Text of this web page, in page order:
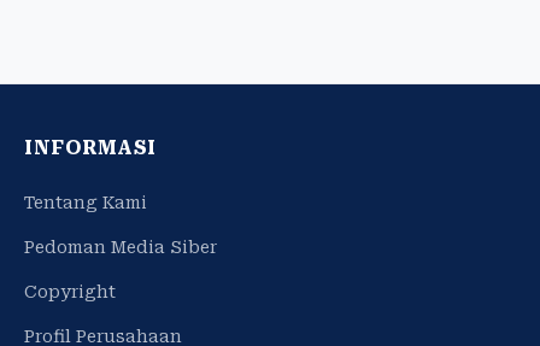
INFORMASI
Tentang Kami
Pedoman Media Siber
Copyright
Profil Perusahaan